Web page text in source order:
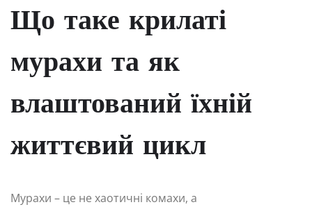
Що таке крилаті
мурахи та як
влаштований їхній
життєвий цикл
Мурахи – це не хаотичні комахи, а